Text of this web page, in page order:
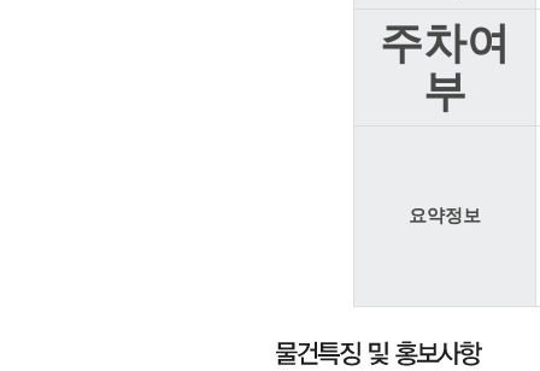
주차여
부
요약정보